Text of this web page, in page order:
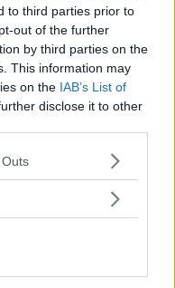
to third parties prior to
out of the further
by third parties on the
This information may
on the IAB’s List of
disclose it to other
one or more Google
You may click to
in below Google
Och eftersom
är minst lika bra som
talar för Amarok.
men
under hösten.